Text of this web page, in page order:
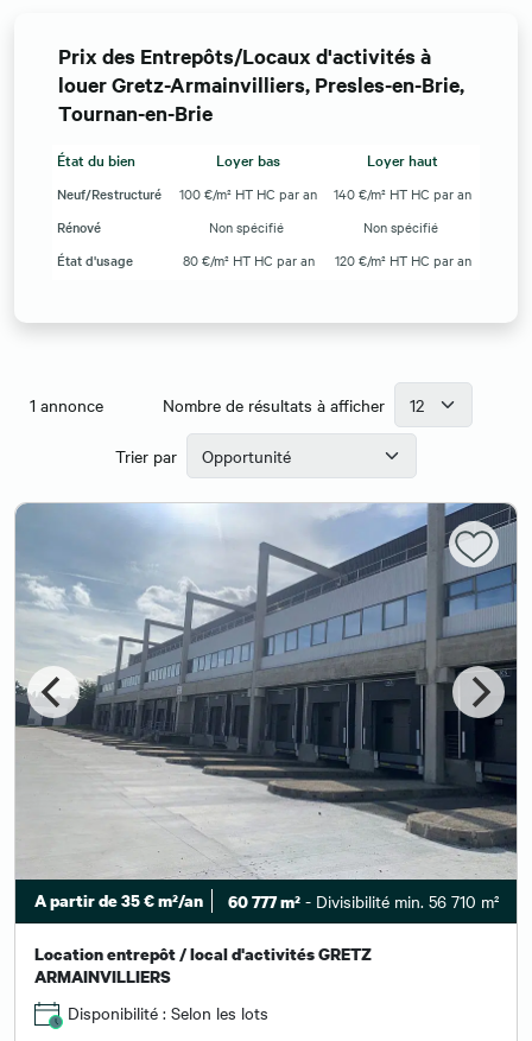
Prix des Entrepôts/Locaux d'activités à
louer Gretz-Armainvilliers, Presles-en-Brie,
Tournan-en-Brie
État du bien Loyer bas Loyer haut
Neuf/Restructuré 100 €/m² HT HC par an
140 €/m² HT HC par an
Rénové
Non spécifié
Non spécifié
État d'usage
80 €/m² HT HC par an 120 €/m² HT HC par an
1 annonce Nombre de résultats à afficher
Trier par
A partir de 35 € m²/an 60 777 m²- Divisibilité min. 56 710 m²
Location entrepôt / local d'activités GRETZ
ARMAINVILLIERS
Disponibilité : Selon les lots